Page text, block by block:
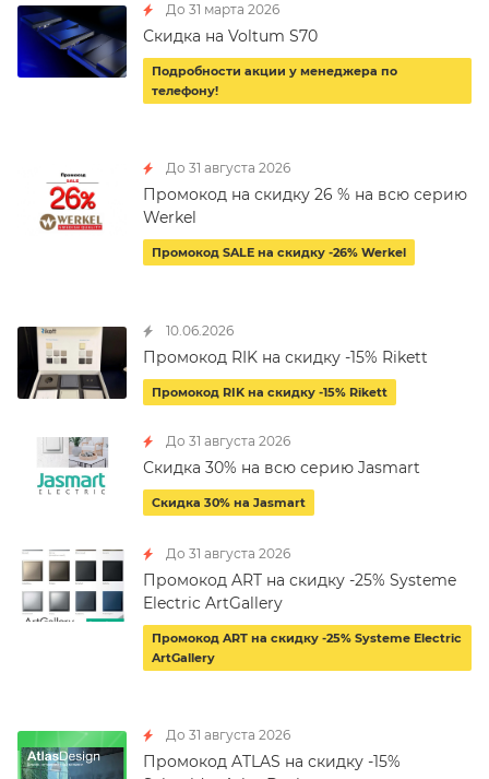
До 31 марта 2026
Скидка на Voltum S70
Подробности акции у менеджера по
телефону!
До 31 августа 2026
Промокод на скидку 26 % на всю серию
Werkel
Промокод SALE на скидку -26% Werkel
10.06.2026
Промокод RIK на скидку -15% Rikett
Промокод RIK на скидку -15% Rikett
До 31 августа 2026
Скидка 30% на всю серию Jasmart
Скидка 30% на Jasmart
До 31 августа 2026
Промокод ART на скидку -25% Systeme
Electric ArtGallery
Промокод ART на скидку -25% Systeme Electric
ArtGallery
До 31 августа 2026
Промокод ATLAS на скидку -15%